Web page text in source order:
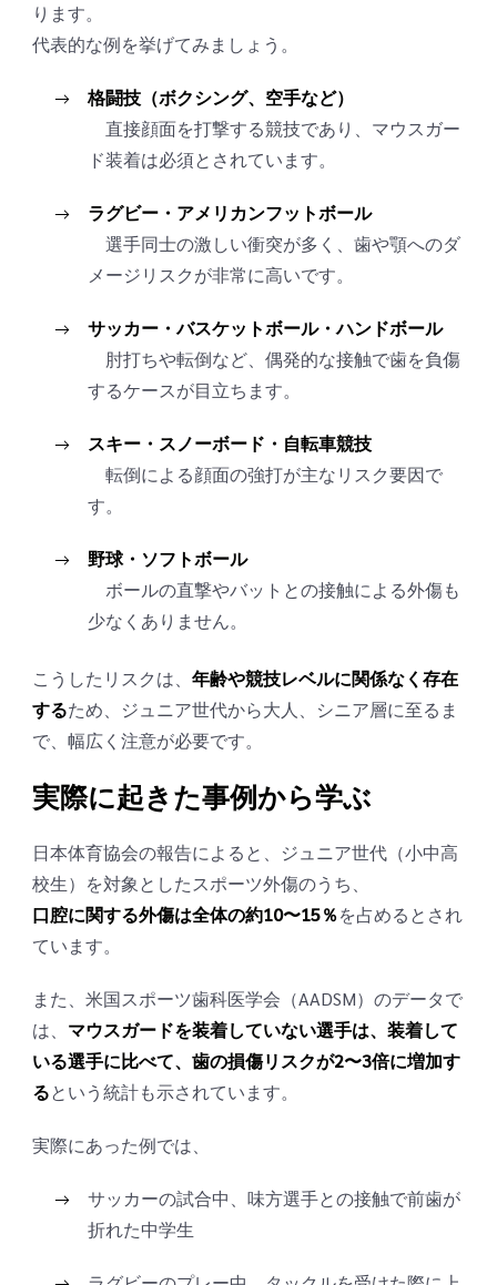
ります。
代表的な例を挙げてみましょう。
格闘技（ボクシング、空手など）
直接顔面を打撃する競技であり、マウスガー
ド装着は必須とされています。
ラグビー・アメリカンフットボール
選手同士の激しい衝突が多く、歯や顎へのダ
メージリスクが非常に高いです。
サッカー・バスケットボール・ハンドボール
肘打ちや転倒など、偶発的な接触で歯を負傷
するケースが目立ちます。
スキー・スノーボード・自転車競技
転倒による顔面の強打が主なリスク要因で
す。
野球・ソフトボール
ボールの直撃やバットとの接触による外傷も
少なくありません。
こうしたリスクは、 年齢や競技レベルに関係なく存在
するため、ジュニア世代から大人、シニア層に至るま
で、幅広く注意が必要です。
実際に起きた事例から学ぶ
日本体育協会の報告によると、ジュニア世代（小中高
校生）を対象としたスポーツ外傷のうち、
口腔に関する外傷は全体の約10〜15％を占めるとされ
ています。
また、米国スポーツ歯科医学会（AADSM）のデータで
は、 マウスガードを装着していない選手は、装着して
いる選手に比べて、歯の損傷リスクが2〜3倍に増加す
るという統計も示されています。
実際にあった例では、
サッカーの試合中、味方選手との接触で前歯が
折れた中学生